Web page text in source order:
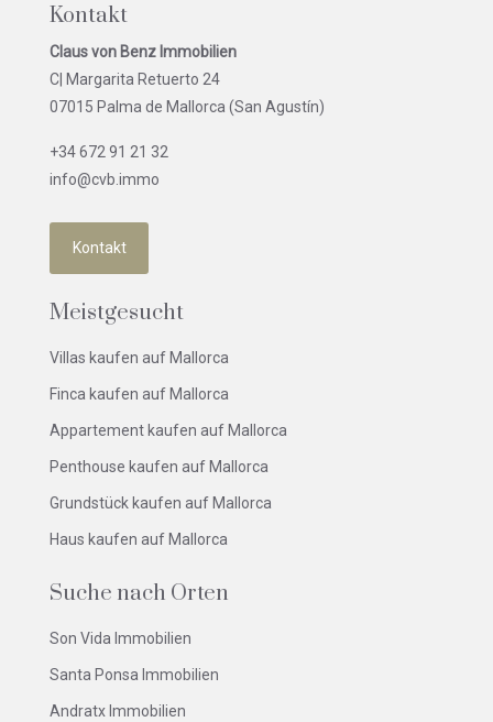
Kontakt
Claus von Benz Immobilien
C| Margarita Retuerto 24
07015 Palma de Mallorca (San Agustín)
+34 672 91 21 32
info@cvb.immo
Kontakt
Meistgesucht
Villas kaufen auf Mallorca
Finca kaufen auf Mallorca
Appartement kaufen auf Mallorca
Penthouse kaufen auf Mallorca
Grundstück kaufen auf Mallorca
Haus kaufen auf Mallorca
Suche nach Orten
Son Vida Immobilien
Santa Ponsa Immobilien
Andratx Immobilien